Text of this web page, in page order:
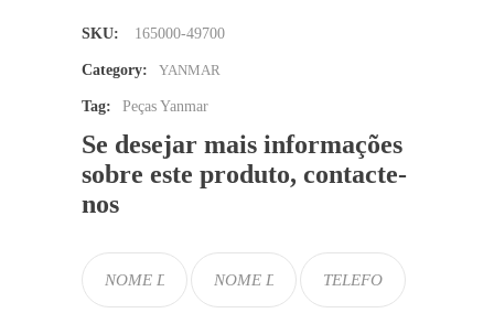
SKU: 165000-49700
Category: YANMAR
Tag: Peças Yanmar
Se desejar mais informações
sobre este produto, contacte-
nos